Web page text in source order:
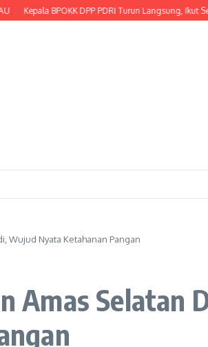
Kepala BPOKK DPP PDRI Turun Langsung, Ikut Serta
Wujud Nyata Ketahanan Pangan
Amas Selatan